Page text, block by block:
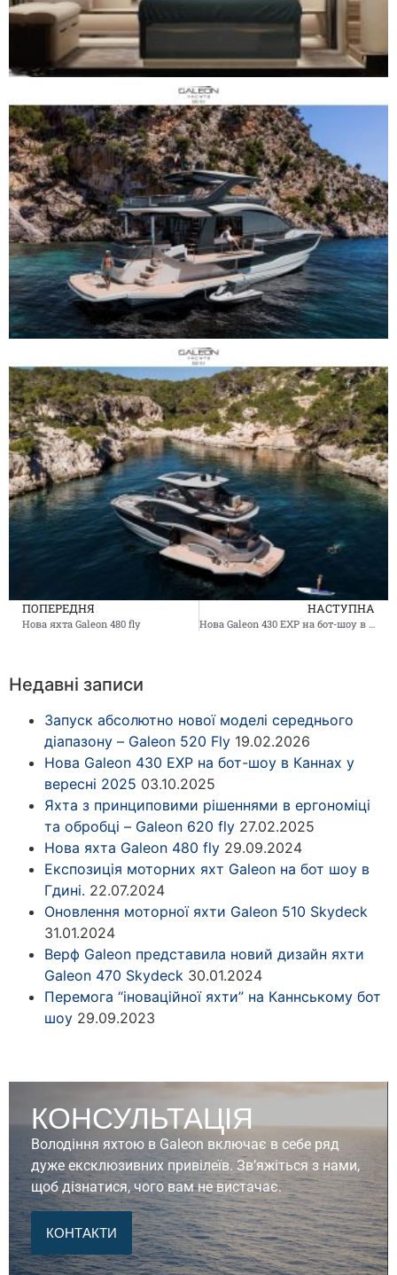
ПОПЕРЕДНЯ
Нова яхта Galeon 480 fly
НАСТУПНА
Нова Galeon 430 EXP на бот-шоу в Каннах у вересні 2025
Недавні записи
Запуск абсолютно нової моделі середнього
діапазону – Galeon 520 Fly 19.02.2026
Нова Galeon 430 EXP на бот-шоу в Каннах у
вересні 2025 03.10.2025
Яхта з принциповими рішеннями в ергономіці
та обробці – Galeon 620 fly 27.02.2025
Нова яхта Galeon 480 fly 29.09.2024
Експозиція моторних яхт Galeon на бот шоу в
Гдині. 22.07.2024
Оновлення моторної яхти Galeon 510 Skydeck
31.01.2024
Верф Galeon представила новий дизайн яхти
Galeon 470 Skydeck 30.01.2024
Перемога “іноваційної яхти” на Каннському бот
шоу 29.09.2023
КОНСУЛЬТАЦІЯ
Володіння яхтою в Galeon включає в себе ряд
дуже ексклюзивних привілеїв. Зв’яжіться з нами,
щоб дізнатися, чого вам не вистачає.
КОНТАКТИ